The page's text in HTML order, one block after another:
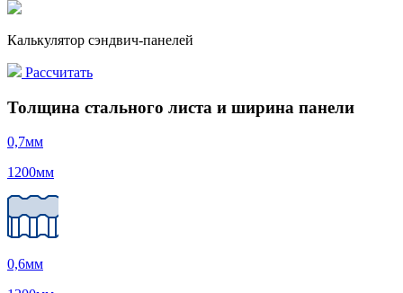
Калькулятор сэндвич-панелей
Рассчитать
Толщина стального листа и ширина панели
0,7мм
1200мм
0,6мм